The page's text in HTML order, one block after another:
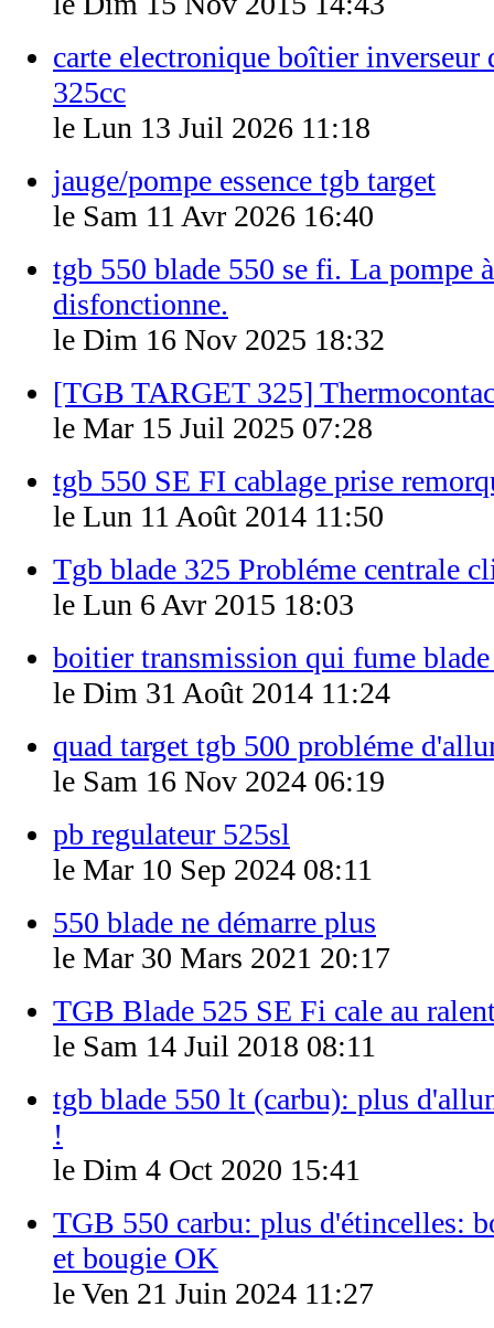
carte electronique boîtier inverseur
325cc
le Lun 13 Juil 2026 11:18
jauge/pompe essence tgb target
le Sam 11 Avr 2026 16:40
tgb 550 blade 550 se fi. La pompe
disfonctionne.
le Dim 16 Nov 2025 18:32
[TGB TARGET 325]
le Mar 15 Juil 2025 07:28
tgb 550 SE FI cablage prise
le Lun 11 Août 2014 11:50
Tgb blade 325 Probléme centrale
le Lun 6 Avr 2015 18:03
boitier transmission qui fume
le Dim 31 Août 2014 11:24
quad target tgb 500 probléme
le Sam 16 Nov 2024 06:19
pb regulateur 525sl
le Mar 10 Sep 2024 08:11
550 blade ne démarre plus
le Mar 30 Mars 2021 20:17
TGB Blade 525 SE Fi cale au
le Sam 14 Juil 2018 08:11
tgb blade 550 lt (carbu): plus
!
le Dim 4 Oct 2020 15:41
TGB 550 carbu: plus d'étincelles:
et bougie OK
le Ven 21 Juin 2024 11:27